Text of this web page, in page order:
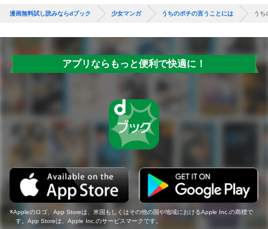
漫画無料試し読みならdブック 少女マンガ うちのポチの言うことには う
アプリならもっと便利で快適に！
Appleのロゴ、App Storeは、米国もしくはその他の国や地域におけるApple Inc.の商標で
す。App Storeは、Apple Inc.のサービスマークです。